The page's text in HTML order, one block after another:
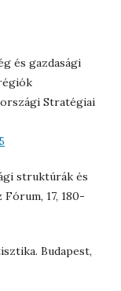
és gazdasági
Stratégiai
struktúrák és
17, 180-
Budapest,